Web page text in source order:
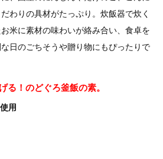
わりの具材がたっぷり。炊飯器で炊く
米に素材の味わいが絡み合い、食卓を
日のごちそうや贈り物にもぴったりで
！のどぐろ釜飯の素。
用